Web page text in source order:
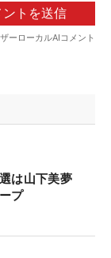
は山下美夢
プ